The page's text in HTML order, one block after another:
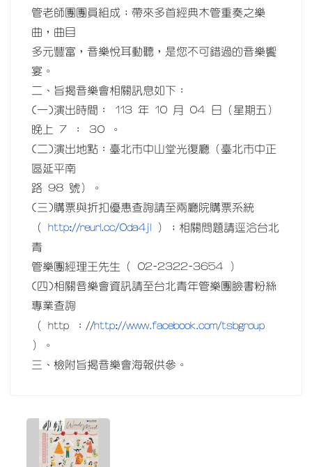
管老師團團員組成；帶來多首經典木管重奏之樂
曲，曲目
多元豐富，音樂悅耳動聽，是您不可錯過的音樂饗
宴。
二、旨揭音樂會相關訊息如下：
(一)演出時間： 113 年 10 月 04 日（星期五）
晚上 7 ： 30 。
(二)演出地點：臺北市中山堂光復廳（臺北市中正
區延平南
路 98 號）。
(三)購票與折扣優惠查詢請至兩廳院購票系統
（ http://reurl.cc/0da4jl ）；相關問題請逕洽台北
青
管樂團經理王先生（ 02-2322-3654 ）
(四)相關音樂會資訊請至台北青年管樂團臉書粉絲
專業查詢
（ http ：//http://www.facebook.com/tsbgroup
）。
三、檢附旨揭音樂會海報供參。